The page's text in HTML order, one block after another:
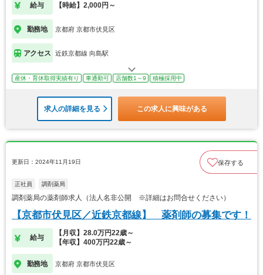
給与 【時給】2,000円～
勤務地 京都府 京都市伏見区
アクセス 近鉄京都線 向島駅
産休・育休取得実績有り 車通勤可 店舗数1～9 積極採用中
求人の詳細を見る この求人に興味がある
更新日：2024年11月19日 保存する
正社員 調剤薬局
調剤薬局の薬剤師求人（法人名非公開 ※詳細はお問合せください）
【京都市伏見区／近鉄京都線】 薬剤師の募集です！
給与
【月収】28.0万円22歳～
【年収】400万円22歳～
勤務地 京都府 京都市伏見区